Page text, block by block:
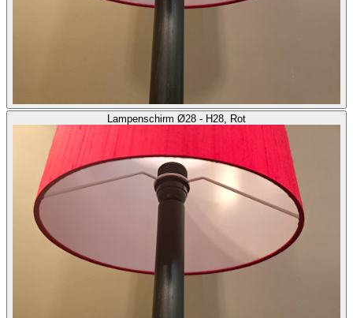
Lampenschirm Ø28 - H28, Rot